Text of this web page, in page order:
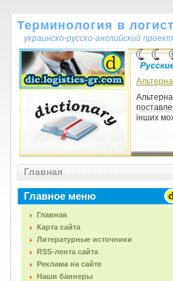
Терминология в
украинско-русско-английский
інших
Главная
Главное меню
Главная
Карта сайта
Литературные источники
RSS-лента сайта
Реклама на сайте
Наши баннеры